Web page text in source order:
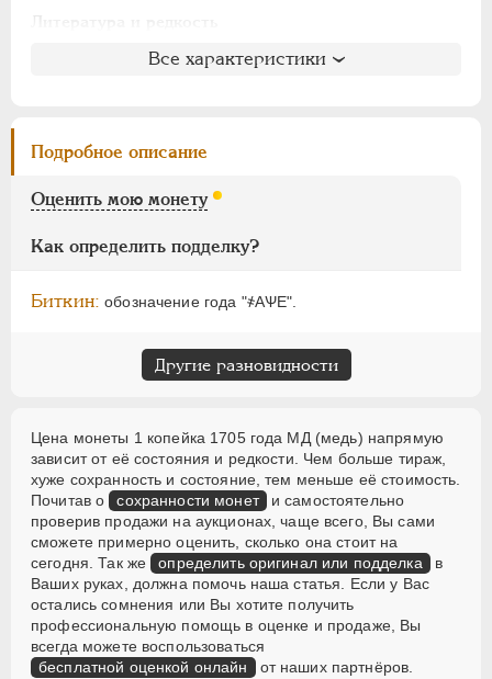
Дьяков: 103-77
ГМ: 23.34
Брекке
Все характеристики
Подробное описание
Оценить мою монету
Как определить подделку?
Биткин: обозначение года "҂АѰЕ".
Другие разновидности
Цена монеты 1 копейка 1705 года МД (медь) напрямую
зависит от её состояния и редкости. Чем больше тираж,
хуже сохранность и состояние, тем меньше её стоимость.
Почитав о сохранности монет и самостоятельно
проверив продажи на аукционах, чаще всего, Вы сами
сможете примерно оценить, сколько она стоит на
сегодня. Так же определить оригинал или подделка в
Ваших руках, должна помочь наша статья. Если у Вас
остались сомнения или Вы хотите получить
профессиональную помощь в оценке и продаже, Вы
всегда можете воспользоваться
бесплатной оценкой онлайн от наших партнёров.
1855-1881
ВРЕМЕННОЕ ПРАВ. 1917-1918